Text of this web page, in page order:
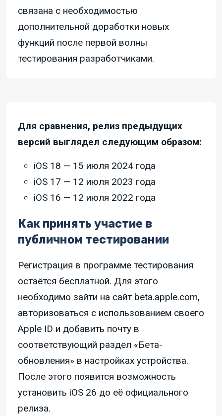
связана с необходимостью
дополнительной доработки новых
функций после первой волны
тестирования разработчиками.
Для сравнения, релиз предыдущих
версий выглядел следующим образом:
iOS 18 — 15 июля 2024 года
iOS 17 — 12 июля 2023 года
iOS 16 — 12 июля 2022 года
Как принять участие в
публичном тестировании
Регистрация в программе тестирования
остаётся бесплатной. Для этого
необходимо зайти на сайт beta.apple.com,
авторизоваться с использованием своего
Apple ID и добавить почту в
соответствующий раздел «Бета-
обновления» в настройках устройства.
После этого появится возможность
установить iOS 26 до её официального
релиза.